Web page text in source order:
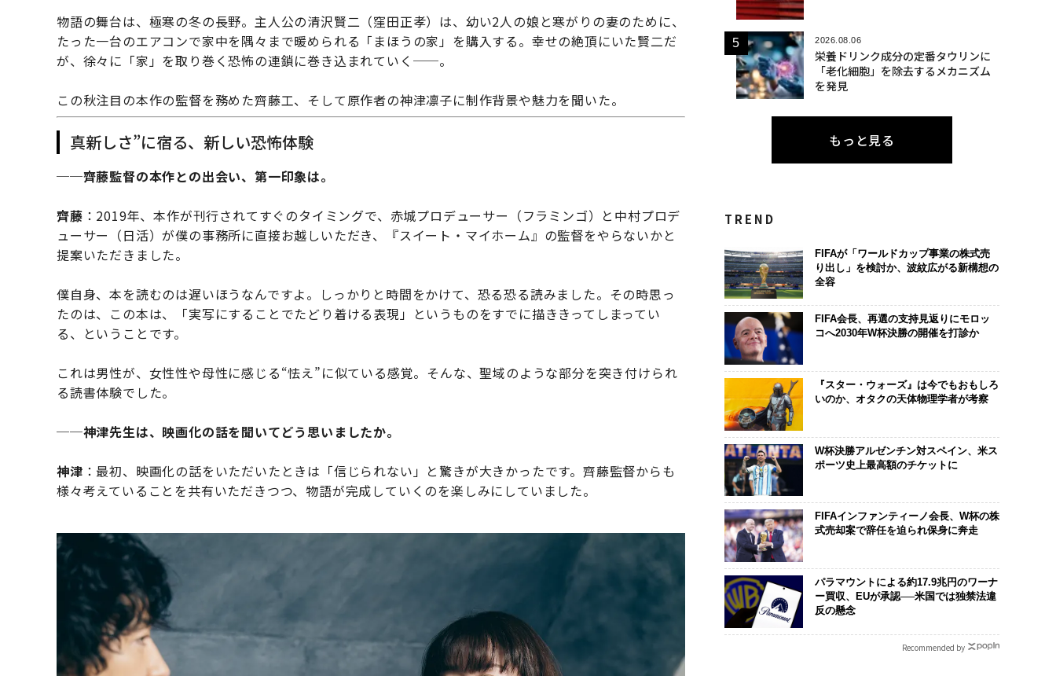
物語の舞台は、極寒の冬の長野。主人公の清沢賢二（窪田正孝）は、幼い2人の娘と寒がりの妻のために、
たった一台のエアコンで家中を隅々まで暖められる「まほうの家」を購入する。幸せの絶頂にいた賢二だ
が、徐々に「家」を取り巻く恐怖の連鎖に巻き込まれていく──。
この秋注目の本作の監督を務めた齊藤工、そして原作者の神津凛子に制作背景や魅力を聞いた。
真新しさ”に宿る、新しい恐怖体験
──齊藤監督の本作との出会い、第一印象は。
齊藤 ：2019年、本作が刊行されてすぐのタイミングで、赤城プロデューサー（フラミンゴ）と中村プロデ
ューサー（日活）が僕の事務所に直接お越しいただき、『スイート・マイホーム』の監督をやらないかと
提案いただきました。
僕自身、本を読むのは遅いほうなんですよ。しっかりと時間をかけて、恐る恐る読みました。その時思っ
たのは、この本は、「実写にすることでたどり着ける表現」というものをすでに描ききってしまってい
る、ということです。
これは男性が、女性性や母性に感じる“怯え”に似ている感覚。そんな、聖域のような部分を突き付けられ
る読書体験でした。
──神津先生は、映画化の話を聞いてどう思いましたか。
神津 ：最初、映画化の話をいただいたときは「信じられない」と驚きが大きかったです。齊藤監督からも
様々考えていることを共有いただきつつ、物語が完成していくのを楽しみにしていました。
2026.08.06
栄養ドリンク成分の定番タウリンに
「老化細胞」を除去するメカニズム
を発見
もっと見る
TREND
FIFAが「ワールドカップ事業の株式売
り出し」を検討か、波紋広がる新構想の
全容
FIFA会長、再選の支持見返りにモロッ
コへ2030年W杯決勝の開催を打診か
『スター・ウォーズ』は今でもおもしろ
いのか、オタクの天体物理学者が考察
W杯決勝アルゼンチン対スペイン、米ス
ポーツ史上最高額のチケットに
FIFAインファンティーノ会長、W杯の株
式売却案で辞任を迫られ保身に奔走
パラマウントによる約17.9兆円のワーナ
ー買収、EUが承認──米国では独禁法違
反の懸念
Recommended by